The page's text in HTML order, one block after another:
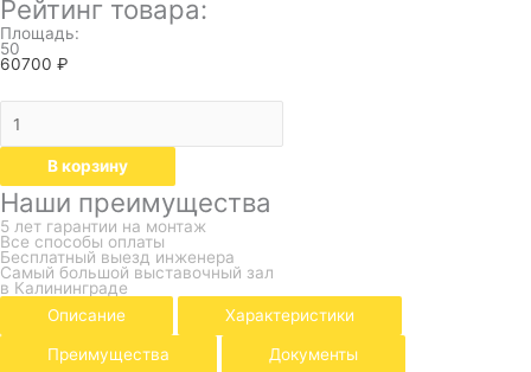
Рейтинг товара:
Площадь:
50
60700 ₽
В корзину
Наши преимущества
5 лет гарантии на монтаж
Все способы оплаты
Бесплатный выезд инженера
Самый большой выставочный зал
в Калининграде
Описание
Характеристики
Преимущества Документы